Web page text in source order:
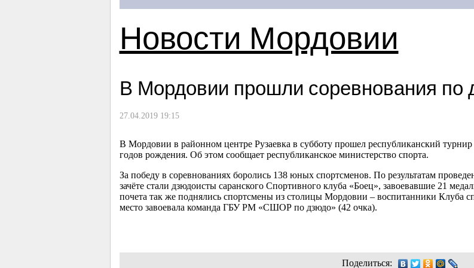
Новости Мордовии
В Мордовии прошли соревнования по
27.04.2019 19:15
В Мордовии в районном центре Рузаевка в субботу прошел республиканский
годов рождения. Об этом сообщает республиканское министерство спорта.
За победу в соревнованиях боролись 138 юных спортсменов. По результатам
зачёте стали дзюдоисты саранского Спортивного клуба «Боец», завоевавшие 21
почета так же поднялись спортсмены из столицы Мордовии – воспитанники Клуба
место завоевала команда ГБУ РМ «СШОР по дзюдо» (42 очка).
Поделиться: